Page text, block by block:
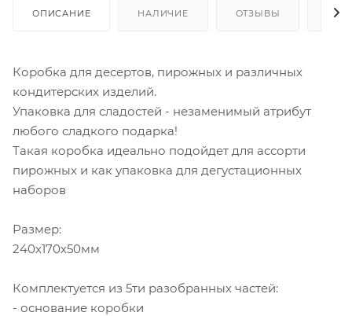
ОПИСАНИЕ НАЛИЧИЕ ОТЗЫВЫ
Коробка для десертов, пирожных и различных
кондитерских изделий.
Упаковка для сладостей - незаменимый атрибут
любого сладкого подарка!
Такая коробка идеально подойдет для ассорти
пирожных и как упаковка для дегустационных
наборов
Размер:
240х170х50мм
Комплектуется из 5ти разобранных частей:
- основание коробки